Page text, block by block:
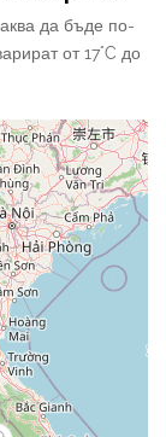
да бъде по-
от 17°C до